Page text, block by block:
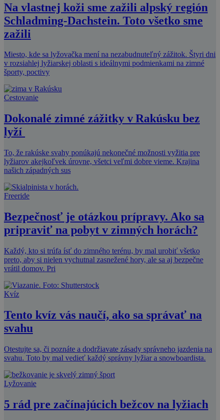
Na vlastnej koži sme zažili alpský región
Schladming-Dachstein. Toto všetko sme
zažili
Miesto, kde sa lyžovačka mení na nezabudnuteľný zážitok. Štyri dni
v rozsiahlej lyžiarskej oblasti s ideálnymi podmienkami na zimné
športy, poctivy
Cestovanie
Dokonalé zimné zážitky v Rakúsku bez
lyží
To, že rakúske svahy ponúkajú nekonečné možnosti vyžitia pre
lyžiarov akejkoľvek úrovne, všetci veľmi dobre vieme. Krajina
našich západných sus
Freeride
Bezpečnosť je otázkou prípravy. Ako sa
pripraviť na pobyt v zimných horách?
Každý, kto si trúfa ísť do zimného terénu, by mal urobiť všetko
preto, aby si nielen vychutnal zasnežené hory, ale sa aj bezpečne
vrátil domov. Pri
Kvíz
Tento kvíz vás naučí, ako sa správať na
svahu
Otestujte sa, či poznáte a dodržiavate zásady správneho jazdenia na
svahu. Toto by mal vedieť každý správny lyžiar a snowboardista.
Lyžovanie
5 rád pre začínajúcich bežcov na lyžiach